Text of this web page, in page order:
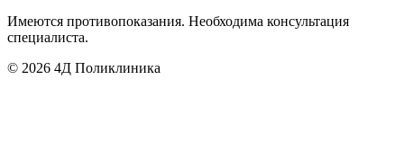
Имеются противопоказания. Необходима консультация
специалиста.
© 2026 4Д Поликлиника